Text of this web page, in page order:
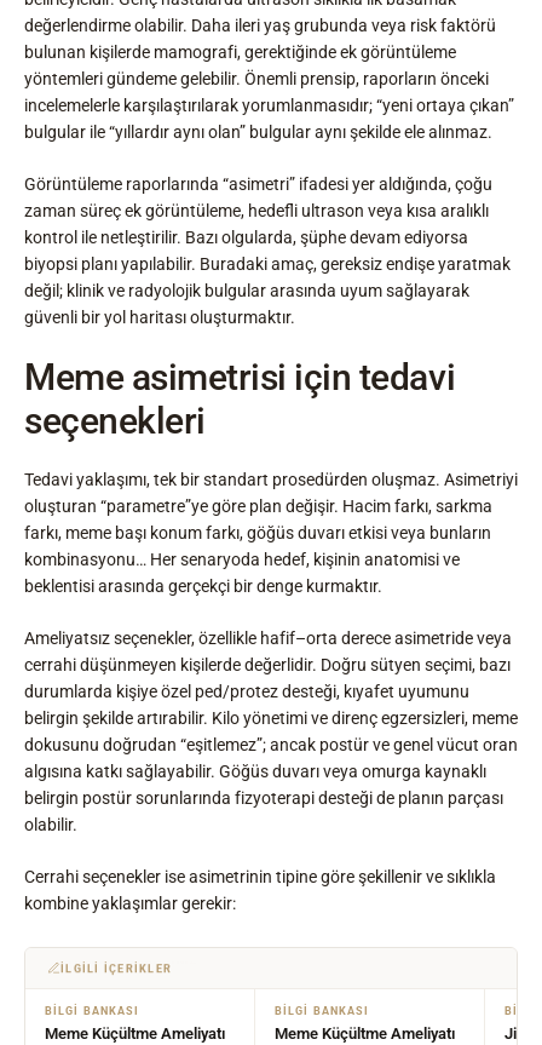
değerlendirme olabilir. Daha ileri yaş grubunda veya risk faktörü
bulunan kişilerde mamografi, gerektiğinde ek görüntüleme
yöntemleri gündeme gelebilir. Önemli prensip, raporların önceki
incelemelerle karşılaştırılarak yorumlanmasıdır; “yeni ortaya çıkan”
bulgular ile “yıllardır aynı olan” bulgular aynı şekilde ele alınmaz.
Görüntüleme raporlarında “asimetri” ifadesi yer aldığında, çoğu
zaman süreç ek görüntüleme, hedefli ultrason veya kısa aralıklı
kontrol ile netleştirilir. Bazı olgularda, şüphe devam ediyorsa
biyopsi planı yapılabilir. Buradaki amaç, gereksiz endişe yaratmak
değil; klinik ve radyolojik bulgular arasında uyum sağlayarak
güvenli bir yol haritası oluşturmaktır.
Meme asimetrisi için tedavi
seçenekleri
Tedavi yaklaşımı, tek bir standart prosedürden oluşmaz. Asimetriyi
oluşturan “parametre”ye göre plan değişir. Hacim farkı, sarkma
farkı, meme başı konum farkı, göğüs duvarı etkisi veya bunların
kombinasyonu… Her senaryoda hedef, kişinin anatomisi ve
beklentisi arasında gerçekçi bir denge kurmaktır.
Ameliyatsız seçenekler, özellikle hafif–orta derece asimetride veya
cerrahi düşünmeyen kişilerde değerlidir. Doğru sütyen seçimi, bazı
durumlarda kişiye özel ped/protez desteği, kıyafet uyumunu
belirgin şekilde artırabilir. Kilo yönetimi ve direnç egzersizleri, meme
dokusunu doğrudan “eşitlemez”; ancak postür ve genel vücut oran
algısına katkı sağlayabilir. Göğüs duvarı veya omurga kaynaklı
belirgin postür sorunlarında fizyoterapi desteği de planın parçası
olabilir.
Cerrahi seçenekler ise asimetrinin tipine göre şekillenir ve sıklıkla
kombine yaklaşımlar gerekir:
İLGILI İÇERIKLER
BILGI BANKASI
Meme Küçültme Ameliyatı
BILGI BANKASI
Meme Küçültme Ameliyatı
BILGI